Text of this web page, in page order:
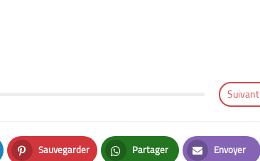
Suivant
Sauvegarder Partager Envoyer